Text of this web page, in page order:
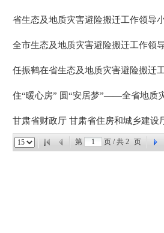
省生态及地质灾害避险搬迁工作领导
全市生态及地质灾害避险搬迁工作领
任振鹤在省生态及地质灾害避险搬迁
住“暖心房” 圆“安居梦”——全省地质
甘肃省财政厅 甘肃省住房和城乡建设
第 页 / 共 2 页